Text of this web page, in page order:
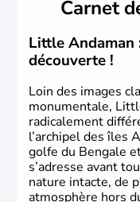
Carnet
Little
découverte !
Loin des images
monumentale,
radicalement
l’archipel des îles
golfe du Bengale
s’adresse avant
nature intacte, de
atmosphère hors